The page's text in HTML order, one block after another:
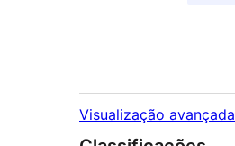
Visualização avançada